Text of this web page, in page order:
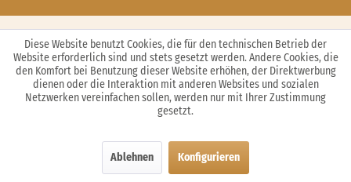
Diese Website benutzt Cookies, die für den technischen Betrieb der
Website erforderlich sind und stets gesetzt werden. Andere Cookies, die
den Komfort bei Benutzung dieser Website erhöhen, der Direktwerbung
dienen oder die Interaktion mit anderen Websites und sozialen
Netzwerken vereinfachen sollen, werden nur mit Ihrer Zustimmung
gesetzt.
Ablehnen Konfigurieren